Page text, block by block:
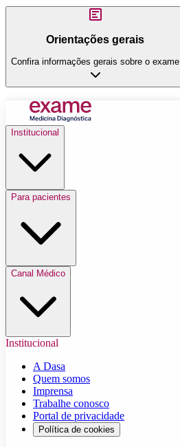
Orientações gerais
Confira informações gerais sobre o exame
Institucional
Para pacientes
Canal Médico
Institucional
A Dasa
Quem somos
Imprensa
Trabalhe conosco
Portal de privacidade
Política de cookies